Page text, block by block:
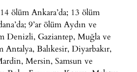
ölüm Ankara’da; 13 ölüm
9’ar ölüm Aydın ve
Denizli, Gaziantep, Muğla ve
Antalya, Balıkesir, Diyarbakır,
Mersin, Samsun ve